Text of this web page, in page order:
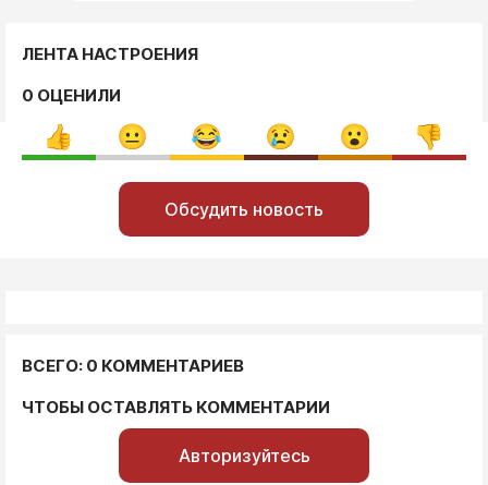
ЛЕНТА НАСТРОЕНИЯ
0 ОЦЕНИЛИ
Обсудить новость
ВСЕГО: 0 КОММЕНТАРИЕВ
ЧТОБЫ ОСТАВЛЯТЬ КОММЕНТАРИИ
Авторизуйтесь